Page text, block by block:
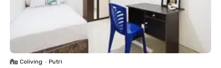
Coliving • Putri